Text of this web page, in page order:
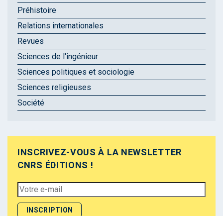
Préhistoire
Relations internationales
Revues
Sciences de l'ingénieur
Sciences politiques et sociologie
Sciences religieuses
Société
INSCRIVEZ-VOUS À LA NEWSLETTER
CNRS ÉDITIONS !